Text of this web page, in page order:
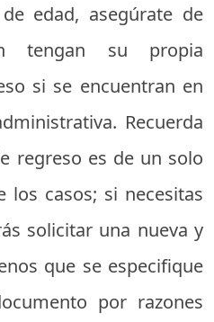
edad, asegúrate de
tengan su propia
si se encuentran en
Recuerda
regreso es de un solo
los casos; si necesitas
solicitar una nueva y
que se especifique
por razones